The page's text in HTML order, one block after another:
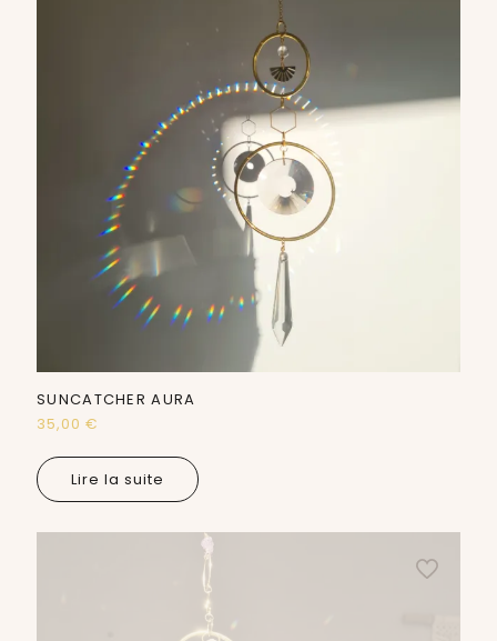
SUNCATCHER AURA
35,00 €
Lire la suite